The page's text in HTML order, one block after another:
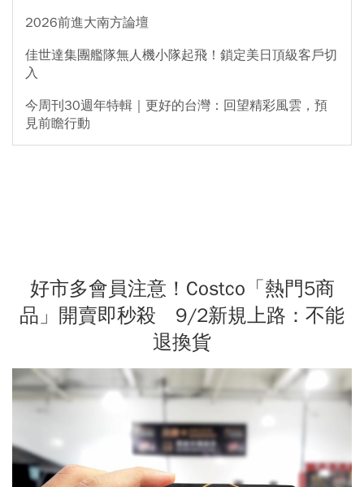
2026前進大南方論壇
佳世達集團艦隊無人機小隊起飛！鎖定美日頂級客戶切
入
今周刊30週年特輯｜更好的台灣：回望精彩風雲，預
見前瞻行動
好市多會員注意！Costco「熱門5商
品」開賣即秒殺 9/2新規上路：不能
退換貨